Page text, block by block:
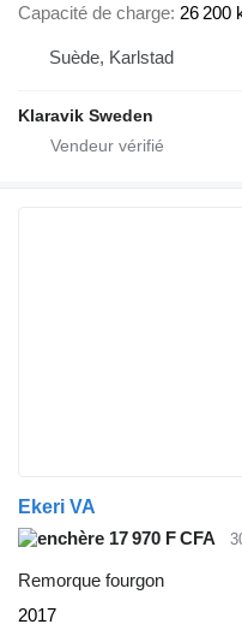
Capacité de charge 26 200
Suède, Karlstad
Klaravik Sweden
Ekeri VA
17 970 F CFA
Remorque fourgon
2017